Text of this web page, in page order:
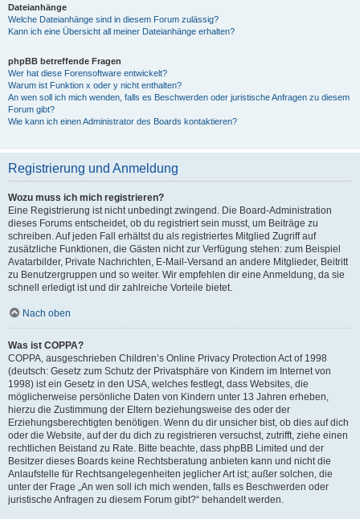
Dateianhänge
Welche Dateianhänge sind in diesem Forum zulässig?
Kann ich eine Übersicht all meiner Dateianhänge erhalten?
phpBB betreffende Fragen
Wer hat diese Forensoftware entwickelt?
Warum ist Funktion x oder y nicht enthalten?
An wen soll ich mich wenden, falls es Beschwerden oder juristische Anfragen zu diesem
Forum gibt?
Wie kann ich einen Administrator des Boards kontaktieren?
Registrierung und Anmeldung
Wozu muss ich mich registrieren?
Eine Registrierung ist nicht unbedingt zwingend. Die Board-Administration
dieses Forums entscheidet, ob du registriert sein musst, um Beiträge zu
schreiben. Auf jeden Fall erhältst du als registriertes Mitglied Zugriff auf
zusätzliche Funktionen, die Gästen nicht zur Verfügung stehen: zum Beispiel
Avatarbilder, Private Nachrichten, E-Mail-Versand an andere Mitglieder, Beitritt
zu Benutzergruppen und so weiter. Wir empfehlen dir eine Anmeldung, da sie
schnell erledigt ist und dir zahlreiche Vorteile bietet.
Nach oben
Was ist COPPA?
COPPA, ausgeschrieben Children’s Online Privacy Protection Act of 1998
(deutsch: Gesetz zum Schutz der Privatsphäre von Kindern im Internet von
1998) ist ein Gesetz in den USA, welches festlegt, dass Websites, die
möglicherweise persönliche Daten von Kindern unter 13 Jahren erheben,
hierzu die Zustimmung der Eltern beziehungsweise des oder der
Erziehungsberechtigten benötigen. Wenn du dir unsicher bist, ob dies auf dich
oder die Website, auf der du dich zu registrieren versuchst, zutrifft, ziehe einen
rechtlichen Beistand zu Rate. Bitte beachte, dass phpBB Limited und der
Besitzer dieses Boards keine Rechtsberatung anbieten kann und nicht die
Anlaufstelle für Rechtsangelegenheiten jeglicher Art ist; außer solchen, die
unter der Frage „An wen soll ich mich wenden, falls es Beschwerden oder
juristische Anfragen zu diesem Forum gibt?“ behandelt werden.